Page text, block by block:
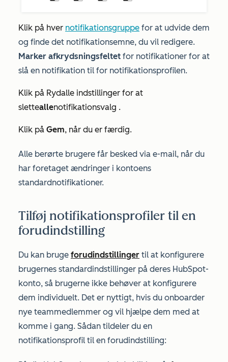
Klik på hver notifikationsgruppe for at udvide dem
og finde det notifikationsemne, du vil redigere.
Marker afkrydsningsfeltet for notifikationer for at
slå en notifikation til for notifikationsprofilen.
Klik på Rydalle indstillinger for at
sletteallenotifikationsvalg .
Klik på Gem, når du er færdig.
Alle berørte brugere får besked via e-mail, når du
har foretaget ændringer i kontoens
standardnotifikationer.
Tilføj notifikationsprofiler til en
forudindstilling
Du kan bruge forudindstillinger til at konfigurere
brugernes standardindstillinger på deres HubSpot-
konto, så brugerne ikke behøver at konfigurere
dem individuelt. Det er nyttigt, hvis du onboarder
nye teammedlemmer og vil hjælpe dem med at
komme i gang. Sådan tildeler du en
notifikationsprofil til en forudindstilling: